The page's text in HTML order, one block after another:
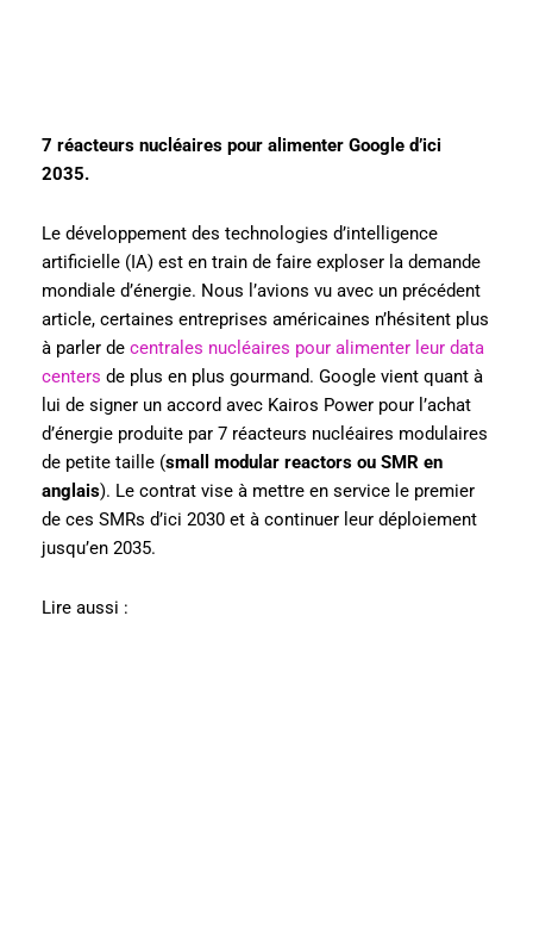
7 réacteurs nucléaires pour alimenter Google d’ici
2035.
Le développement des technologies d’intelligence
artificielle (IA) est en train de faire exploser la demande
mondiale d’énergie. Nous l’avions vu avec un précédent
article, certaines entreprises américaines n’hésitent plus
à parler de centrales nucléaires pour alimenter leur data
centers de plus en plus gourmand. Google vient quant à
lui de signer un accord avec Kairos Power pour l’achat
d’énergie produite par 7 réacteurs nucléaires modulaires
de petite taille (small modular reactors ou SMR en
anglais). Le contrat vise à mettre en service le premier
de ces SMRs d’ici 2030 et à continuer leur déploiement
jusqu’en 2035.
Lire aussi :